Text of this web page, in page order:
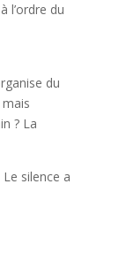
l’ordre du
du
? La
silence a